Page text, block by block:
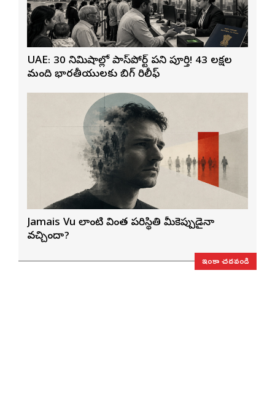
UAE: 30 నిమిషాల్లో పాస్‌పోర్ట్ పని పూర్తి! 43 లక్షల
మంది భారతీయులకు బిగ్ రిలీఫ్
Jamais Vu లాంటి వింత పరిస్థితి మీకెప్పుడైనా
వచ్చిందా?
ఇంకా చదవండి